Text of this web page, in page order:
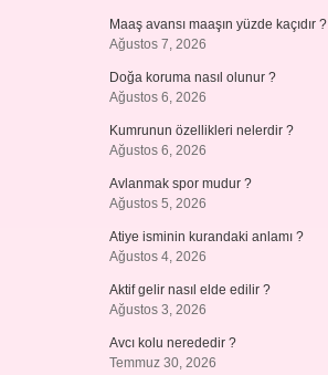
Maaş avansı maaşın yüzde kaçıdır ?
Ağustos 7, 2026
Doğa koruma nasıl olunur ?
Ağustos 6, 2026
Kumrunun özellikleri nelerdir ?
Ağustos 6, 2026
Avlanmak spor mudur ?
Ağustos 5, 2026
Atiye isminin kurandaki anlamı ?
Ağustos 4, 2026
Aktif gelir nasıl elde edilir ?
Ağustos 3, 2026
Avcı kolu nerededir ?
Temmuz 30, 2026